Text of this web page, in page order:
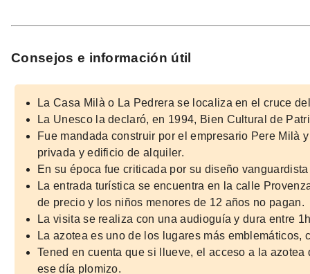
Consejos e información útil
La Casa Milà o La Pedrera se localiza en el cruce
La Unesco la declaró, en 1994, Bien Cultural de
Fue mandada construir por el empresario Pere Milà
privada y edificio de alquiler.
En su época fue criticada por su diseño
La entrada turística se encuentra en la calle
de precio y los niños menores de 12 años no pagan.
La visita se realiza con una audioguía y dura entre
La azotea es uno de los lugares más
Tened en cuenta que si llueve, el acceso a la
ese día plomizo.